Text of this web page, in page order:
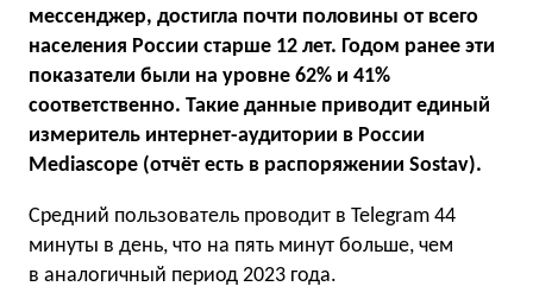
мессенджер, достигла почти половины от всего
населения России старше 12 лет. Годом ранее эти
показатели были на уровне 62% и 41%
соответственно. Такие данные приводит единый
измеритель интернет-аудитории в России
Mediascope (отчёт есть в распоряжении Sostav).
Средний пользователь проводит в Telegram 44
минуты в день, что на пять минут больше, чем
в аналогичный период 2023 года.